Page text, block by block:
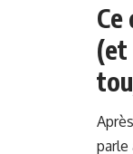
(et
parle